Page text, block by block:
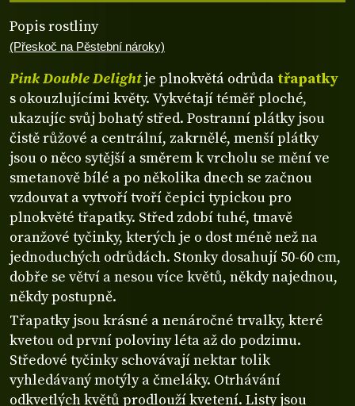
Popis rostliny
(Přeskoč na Pěstební nároky)
Pink Double Delightje plnokvětá odrůda třapatky
s okouzlujícími květy. Vykvétají téměř ploché,
ukazujíc svůj bohatý střed. Postranní plátky jsou
čistě růžové a centrální, zakrnělé, menší plátky
jsou o něco sytější a směrem k vrcholu se mění ve
smetanově bílé a po několika dnech se začnou
vzdouvat a vytvoří tvoří čepici typickou pro
plnokvěté třapatky. Střed zdobí tuhé, tmavě
oranžové tyčinky, kterých je o dost méně než na
jednoduchých odrůdách. Stonky dosahují 50-60 cm,
dobře se větví a nesou více květů, někdy najednou,
někdy postupně.
Třapatky jsou krásné a nenáročné trvalky, které
kvetou od první poloviny léta až do podzimu.
Středové tyčinky schovávají nektar tolik
vyhledávaný motýly a čmeláky. Otrhávání
odkvetlých květů prodlouží kvetení. Listy jsou